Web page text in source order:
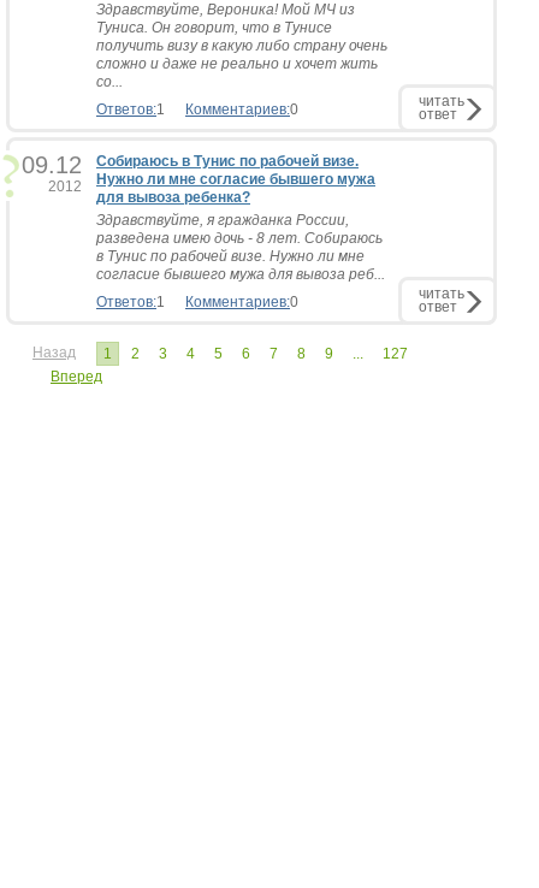
Здравствуйте, Вероника! Мой МЧ из
Туниса. Он говорит, что в Тунисе
получить визу в какую либо страну очень
сложно и даже не реально и хочет жить
со...
Ответов:1 Комментариев:0 читать
ответ
09.12
2012
Собираюсь в Тунис по рабочей визе.
Нужно ли мне согласие бывшего мужа
для вывоза ребенка?
Здравствуйте, я гражданка России,
разведена имею дочь - 8 лет. Собираюсь
в Тунис по рабочей визе. Нужно ли мне
согласие бывшего мужа для вывоза реб...
Ответов:1 Комментариев:0 читать
ответ
Назад 1 2 3 4 5 6 7 8 9 ...
127
Вперед